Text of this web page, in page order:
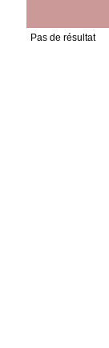
Pas de résultat